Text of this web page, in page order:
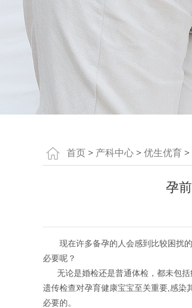
首页 > 产科中心 > 优生优育 >
孕
现在许多备孕的人会感到比较困扰的
必要呢？
无论是婚检还是普通体检，都未包括
遗传检查对孕育健康宝宝至关重要,感染
必要的。